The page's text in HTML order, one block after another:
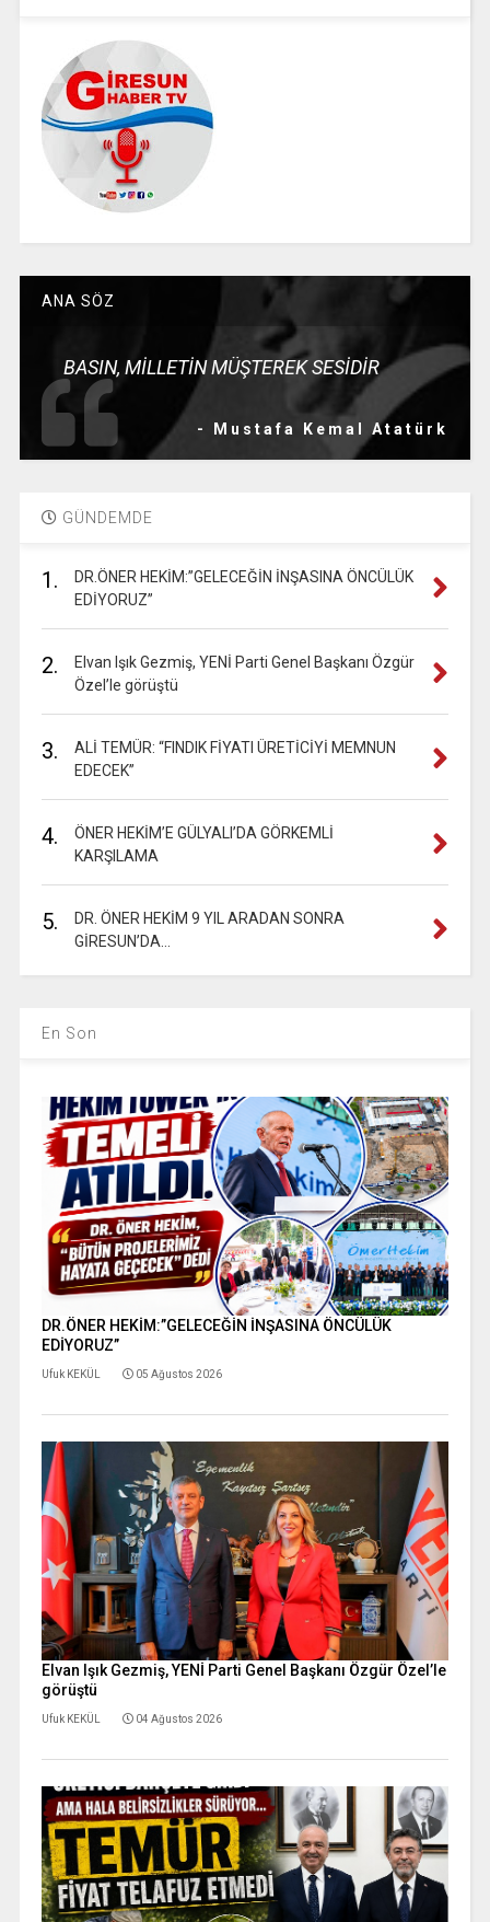
ANA SÖZ
BASIN, MİLLETİN MÜŞTEREK SESİDİR
- Mustafa Kemal Atatürk
GÜNDEMDE
1.
DR.ÖNER HEKİM:”GELECEĞİN İNŞASINA ÖNCÜLÜK
EDİYORUZ”
2.
Elvan Işık Gezmiş, YENİ Parti Genel Başkanı Özgür
Özel’le görüştü
3.
ALİ TEMÜR: “FINDIK FİYATI ÜRETİCİYİ MEMNUN
EDECEK”
4.
ÖNER HEKİM’E GÜLYALI’DA GÖRKEMLİ
KARŞILAMA
5.
DR. ÖNER HEKİM 9 YIL ARADAN SONRA
GİRESUN’DA…
En Son
DR.ÖNER HEKİM:”GELECEĞİN İNŞASINA ÖNCÜLÜK
EDİYORUZ”
Ufuk KEKÜL 05 Ağustos 2026
Elvan Işık Gezmiş, YENİ Parti Genel Başkanı Özgür Özel’le
görüştü
Ufuk KEKÜL 04 Ağustos 2026